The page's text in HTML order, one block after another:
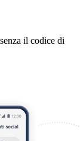
il codice di